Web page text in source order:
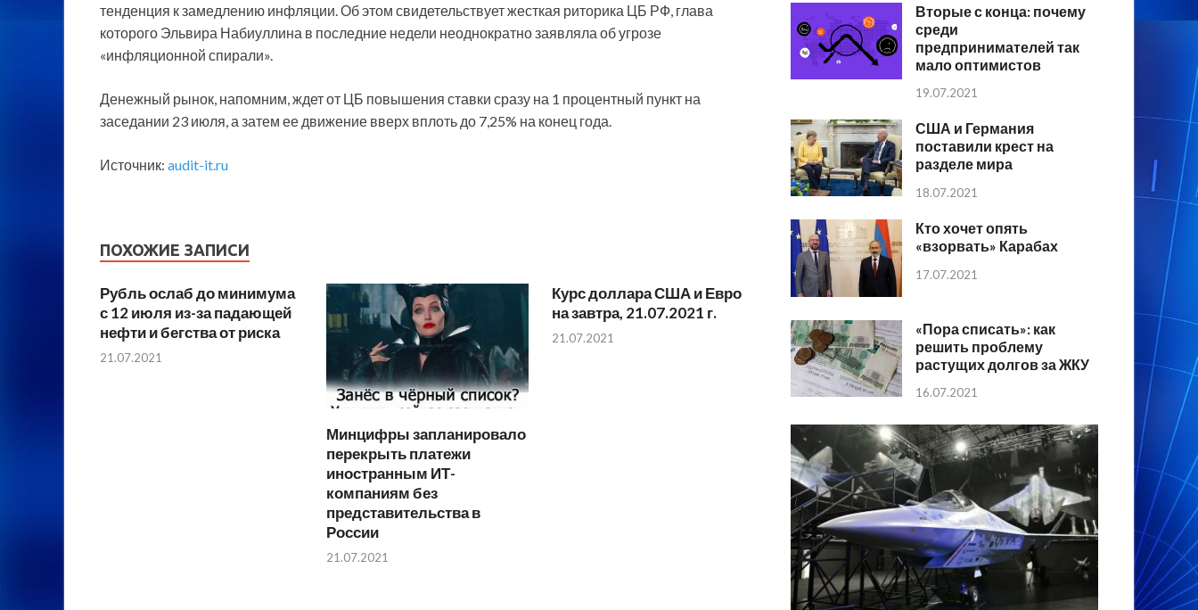
тенденция к замедлению инфляции. Об этом свидетельствует жесткая риторика ЦБ РФ, глава
которого Эльвира Набиуллина в последние недели неоднократно заявляла об угрозе
«инфляционной спирали».
Денежный рынок, напомним, ждет от ЦБ повышения ставки сразу на 1 процентный пункт на
заседании 23 июля, а затем ее движение вверх вплоть до 7,25% на конец года.
Источник: audit-it.ru
ПОХОЖИЕ ЗАПИСИ
Рубль ослаб до минимума
с 12 июля из-за падающей
нефти и бегства от риска
21.07.2021
Минцифры запланировало
перекрыть платежи
иностранным ИТ-
компаниям без
представительства в
России
21.07.2021
Курс доллара США и Евро
на завтра, 21.07.2021 г.
21.07.2021
Вторые с конца: почему
среди
предпринимателей так
мало оптимистов
19.07.2021
США и Германия
поставили крест на
разделе мира
18.07.2021
Кто хочет опять
«взорвать» Карабах
17.07.2021
«Пора списать»: как
решить проблему
растущих долгов за ЖКУ
16.07.2021